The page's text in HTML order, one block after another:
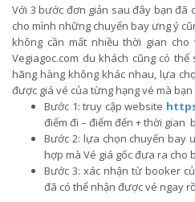
Với 3 bước đơn giản sau đây bạn đã
cho mình những chuyến bay ưng ý
không cần mất nhiều thời gian cho
Vegiagoc.com du khách cũng có
hãng hàng không khác nhau, lựa
được giá vé của từng hạng vé mà
Bước 1: truy cập website
điểm đi – điểm đến + thời gian
Bước 2: lựa chọn chuyến bay
hợp mà Vé giá gốc đưa ra cho
Bước 3: xác nhận từ booker
đã có thể nhận được vé ngay